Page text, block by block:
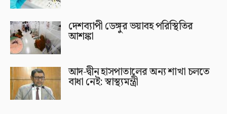
দেশব্যাপী ডেঙ্গুর ভয়াবহ পরিস্থিতির
আশঙ্কা
আদ-দ্বীন হাসপাতালের অন্য শাখা চলতে
বাধা নেই: স্বাস্থ্যমন্ত্রী